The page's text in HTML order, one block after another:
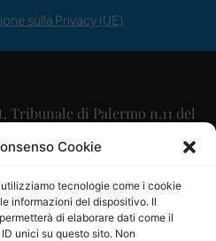
Cookie
tecnologie come i cookie
informazioni del dispositivo. Il
di elaborare dati come il
unici su questo sito. Non
sulla Privacy (UE)
di Palermo n.11 del
2015
Maurizio Scaglione